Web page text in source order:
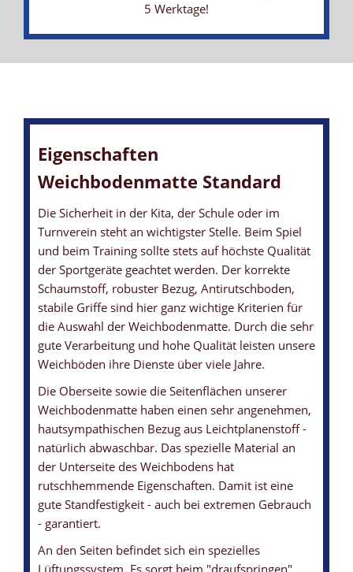
5 Werktage!
WEICHBODENMATTE MIT LÜFTUNGSSYSTEM
... sowie Sicherheitsreißverschluss
WEICHBODENMATTE - STANDARD
... TOP Qualität zu fairen Preisen
WEICHBODENMATTEN-KERN
... mit einem Raumgewicht von 21 kg/m3
WEICHBODENMATTE MIT ANTIRUTSCHBODEN
... garantiert eine gute Standfestigkeit
WEICHBODENMATTE - DUNKELBLAU
... vielseitig einsetzbar
Eigenschaften
Weichbodenmatte Standard
Die Sicherheit in der Kita, der Schule oder im
Turnverein steht an wichtigster Stelle. Beim Spiel
und beim Training sollte stets auf höchste Qualität
der Sportgeräte geachtet werden. Der korrekte
Schaumstoff, robuster Bezug, Antirutschboden,
stabile Griffe sind hier ganz wichtige Kriterien für
die Auswahl der Weichbodenmatte. Durch die sehr
gute Verarbeitung und hohe Qualität leisten unsere
Weichböden ihre Dienste über viele Jahre.
Die Oberseite sowie die Seitenflächen unserer
Weichbodenmatte haben einen sehr angenehmen,
hautsympathischen Bezug aus Leichtplanenstoff -
natürlich abwaschbar. Das spezielle Material an
der Unterseite des Weichbodens hat
rutschhemmende Eigenschaften. Damit ist eine
gute Standfestigkeit - auch bei extremen Gebrauch
- garantiert.
An den Seiten befindet sich ein spezielles